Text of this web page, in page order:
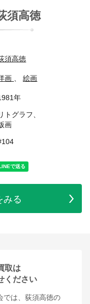
須高徳
須高徳
画 、絵画
年
トグラフ、
画
みる
取は
ください
では、荻須高徳の